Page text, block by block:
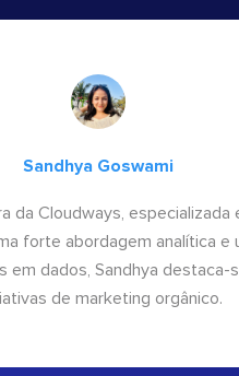
Sandhya Goswami
da Cloudways,
forte abordagem analítica e
em dados, Sandhya destaca-
de marketing orgânico.